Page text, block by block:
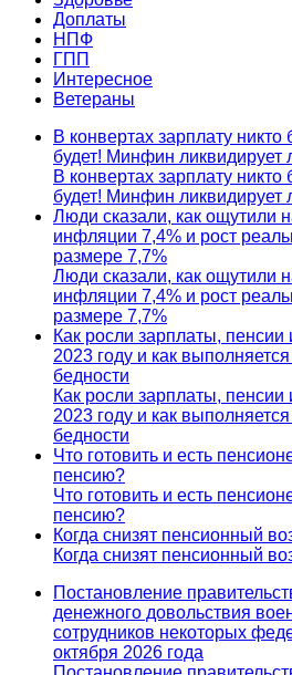
Доплаты
НПФ
ГПП
Интересное
Ветераны
В конвертах зарплату
будет! Минфин ликвидирует
В конвертах зарплату
будет! Минфин ликвидирует
Люди сказали, как ощутили
инфляции 7,4% и рост
размере 7,7%
Люди сказали, как ощутили
инфляции 7,4% и рост
размере 7,7%
Как росли зарплаты,
2023 году и как
бедности
Как росли зарплаты,
2023 году и как
бедности
Что готовить и есть
пенсию?
Что готовить и есть
пенсию?
Когда снизят пенсионный
Когда снизят пенсионный
Постановление
денежного довольствия
сотрудников некоторых
октября 2026 года